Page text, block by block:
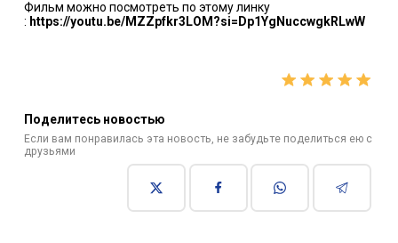
Фильм можно посмотреть по этому линку
: https://youtu.be/MZZpfkr3LOM?si=Dp1YgNuccwgkRLwW
Поделитесь новостью
Если вам понравилась эта новость, не забудьте поделиться ею с
друзьями